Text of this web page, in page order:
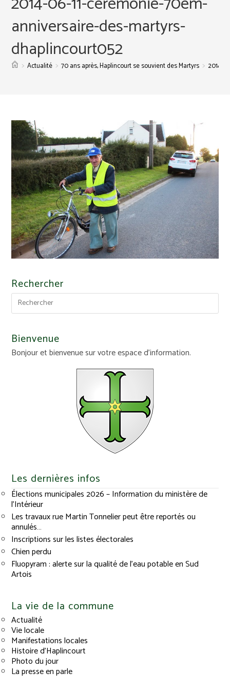
anniversaire-des-martyrs-
dhaplincourt052
> Actualité > 70 ans après, Haplincourt se souvient des Martyrs > 2014-
Rechercher
Bienvenue
Bonjour et bienvenue sur votre espace d'information.
Les dernières infos
Élections municipales 2026 – Information du ministère de
l’Intérieur
Les travaux rue Martin Tonnelier peut être reportés ou
annulés…
Inscriptions sur les listes électorales
Chien perdu
Fluopyram : alerte sur la qualité de l’eau potable en Sud
Artois
La vie de la commune
Actualité
Vie locale
Manifestations locales
Histoire d’Haplincourt
Photo du jour
La presse en parle